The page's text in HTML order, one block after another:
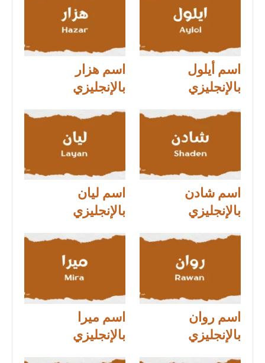
اسم أيلول
بالإنجليزي
اسم هزار
بالإنجليزي
اسم شادن
بالإنجليزي
اسم ليان
بالإنجليزي
اسم روان
بالإنجليزي
اسم ميرا
بالإنجليزي